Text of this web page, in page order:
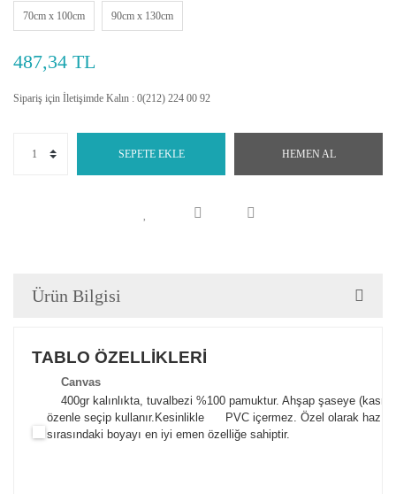
70cm x 100cm 90cm x 130cm
487,34 TL
Sipariş için İletişimde Kalın : 0(212) 224 00 92
SEPETE EKLE HEMEN AL
Ürün Bilgisi
TABLO ÖZELLİKLERİ
Canvas
400gr kalınlıkta, tuvalbezi %100 pamuktur. Ahşap şaseye
özenle seçip kullanır. Kesinlikle PVC içermez. Özel olarak
sırasındaki boyayı en iyi emen özelliğe sahiptir.